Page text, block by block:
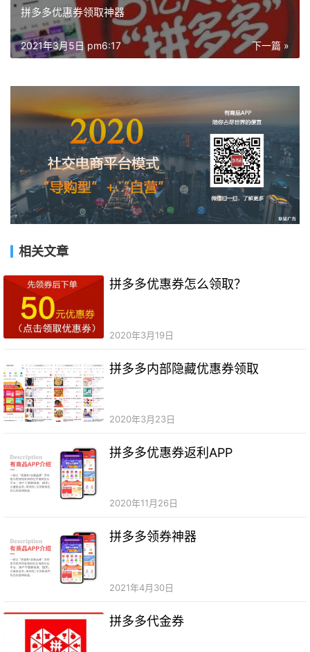
拼多多优惠券领取神器
下一篇 »
2021年3月5日 pm6:17
相关文章
拼多多优惠券怎么领取？
2020年3月19日
拼多多内部隐藏优惠券领取
2020年3月23日
拼多多优惠券返利APP
2020年11月26日
拼多多领券神器
2021年4月30日
拼多多代金券